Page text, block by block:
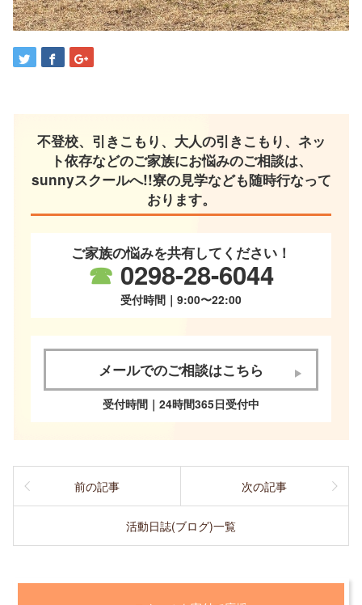
不登校、引きこもり、大人の引きこもり、ネッ
ト依存などのご家族にお悩みのご相談は、
sunnyスクールへ!!寮の見学なども随時行なって
おります。
ご家族の悩みを共有してください！
☎ 0298-28-6044
受付時間｜9:00〜22:00
メールでのご相談はこちら
受付時間｜24時間365日受付中
前の記事
活動日誌(ブログ)一覧
次の記事